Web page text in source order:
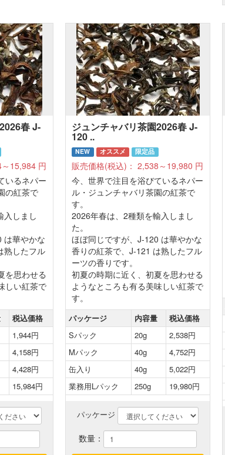
春 J-
15,984円
いるネパー
の紅茶で
入しまし
は華やかな
熟したフル
を思わせる
しい紅茶で
税込価格
1,944円
4,158円
4,428円
15,984円
ジュンチャバリ茶園2026春 J-
120 ..
NEW オススメ 限定品
販売価格(税込)： 2,538～19,980 円
今、世界で注目を浴びているネパー
ル・ジュンチャバリ茶園の紅茶で
す。
2026年春は、2種類を輸入しまし
た。
ほぼ同じですが、J-120 は華やかな
香りの紅茶で、J-121 は熟したフル
ーツの香りです。
初夏の時期に近く、初夏を思わせる
ようなところも有る美味しい紅茶で
す。
パッケージ 内容量
税込価格
Sパック
20g
2,538円
Mパック
40g
4,752円
缶入り
40g
5,022円
業務用Lパック
250g 19,980円
パッケージ
数量：